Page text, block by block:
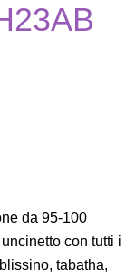
da 95-100
con tutti i
tabatha,